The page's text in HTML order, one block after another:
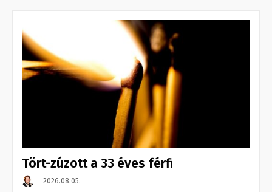
Tört-zúzott a 33 éves férfi
2026.08.05.